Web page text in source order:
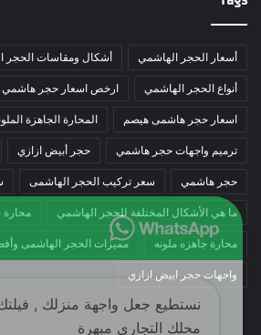
أسعار الحجر الهاشمي أشكال ومقاسات الحجر
أنواع الحجر الهاشمي ارخص اسعار حجر هاشمي
اسعار حجر هاشمى هيصم المحارة الجاهزة
ترميم واجهات حجر هاشمي حجر أبيض ازازي
حجر هاشمي سعر تركيب الحجر الهاشمى
ما هي الأشكال المختلفة للحجر الهاشمي محارة
محارة جاهزه ملونه مميزات الحجر الهاشمى
واجهات حجر ابيض ازازي
نستطيع جعل واجهة منزلك ,
محلك التجارى مبهرة